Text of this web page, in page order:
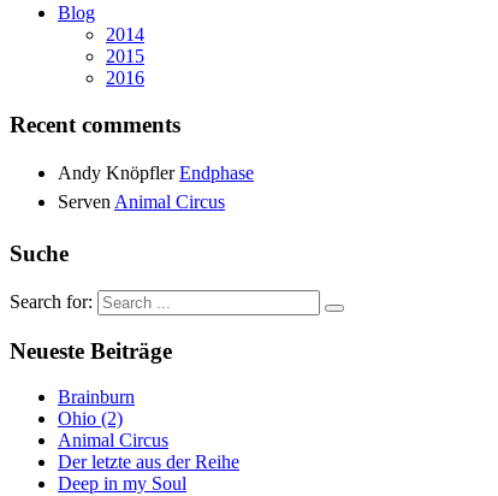
Blog
2014
2015
2016
Recent comments
Andy KnöpflerEndphase
Serven Animal Circus
Suche
Search for:
Neueste Beiträge
Brainburn
Ohio (2)
Animal Circus
Der letzte aus der Reihe
Deep in my Soul